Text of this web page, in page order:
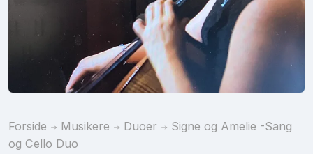
Forside Musikere Duoer
Signe og Amelie -Sang
og Cello Duo